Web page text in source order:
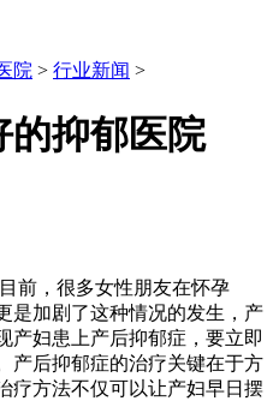
院 > 行业新闻 >
的抑郁医院
前，很多女性朋友在怀孕
是加剧了这种情况的发生，产
产妇患上产后抑郁症，要立即
产后抑郁症的治疗关键在于方
疗方法不仅可以让产妇早日摆